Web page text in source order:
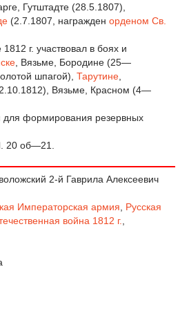
Гутштадте (28.5.1807),
(2.7.1807, награжден орденом Св.
г. участвовал в боях и
, Вязьме, Бородине (25—
шпагой), Тарутине
Вязьме, Красном (4—
для формирования резервных
20 об—21.
2-й Гаврила Алексеевич
Императорская армия
Русская
война 1812 г.